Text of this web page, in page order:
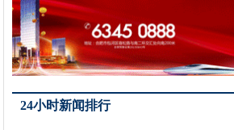
24小时新闻排行